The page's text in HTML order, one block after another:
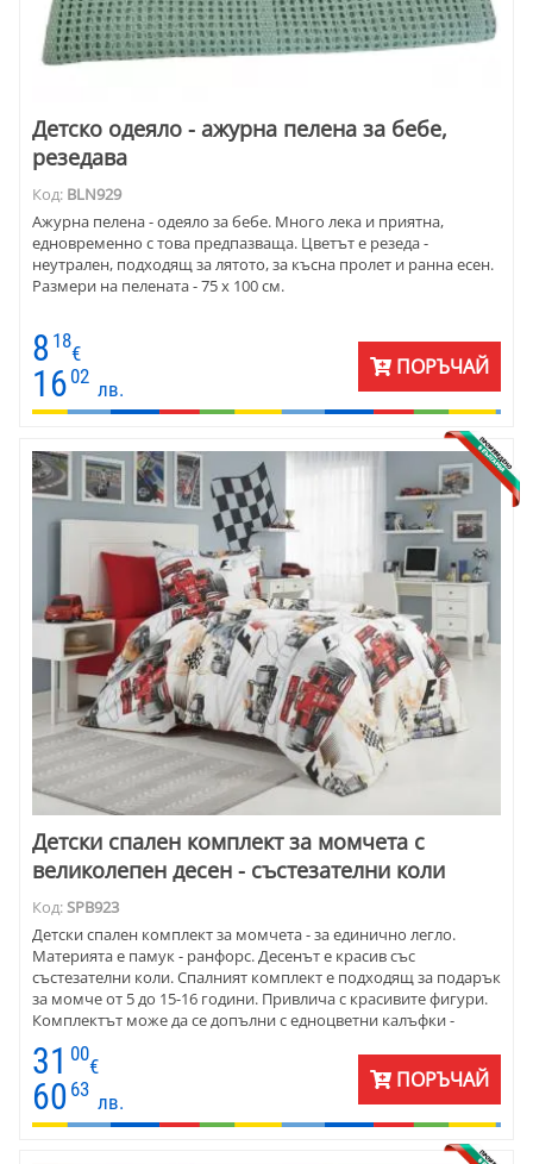
Детско одеяло - ажурна пелена за бебе,
резедава
Код: BLN929
Ажурна пелена - одеяло за бебе. Много лека и приятна,
едновременно с това предпазваща. Цветът е резеда -
неутрален, подходящ за лятото, за късна пролет и ранна есен.
Размери на пелената - 75 х 100 см.
8 18
€
16 02
лв.
ПОРЪЧАЙ
Детски спален комплект за момчета с
великолепен десен - състезателни коли
Код:SPB923
Детски спален комплект за момчета - за единично легло.
Материята е памук - ранфорс. Десенът е красив със
състезателни коли. Спалният комплект е подходящ за подарък
за момче от 5 до 15-16 години. Привлича с красивите фигури.
Комплектът може да се допълни с едноцветни калъфки -
червени, сиви или бели.
31 00
€
60 63
лв.
ПОРЪЧАЙ